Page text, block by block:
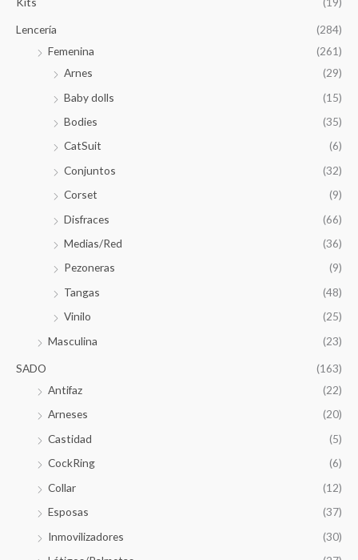
Lencería
(284)
Femenina
(261)
Arnes
(29)
Baby dolls
(15)
Bodies
(35)
CatSuit
(6)
Conjuntos
(32)
Corset
(9)
Disfraces
(66)
Medias/Red
(36)
Pezoneras
(9)
Tangas
(48)
Vinilo
(25)
Masculina
(23)
SADO
(163)
Antifaz
(22)
Arneses
(20)
Castidad
(5)
CockRing
(6)
Collar
(12)
Esposas
(37)
Inmovilizadores
(30)